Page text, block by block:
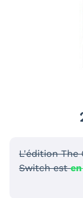
L'édition The
Switch est